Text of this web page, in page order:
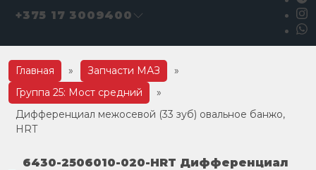
+375 17 3009400
Главная » Запчасти МАЗ
»
Группа 25: Мост средний
»
Дифференциал межосевой (33 зуб) овальное банжо,
HRT
6430-2506010-020-HRT Дифференциал